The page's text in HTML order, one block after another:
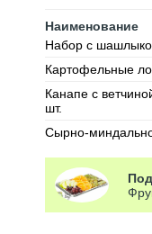
Наименование
Набор с
Картофельные
Канапе с
шт.
Сырно-